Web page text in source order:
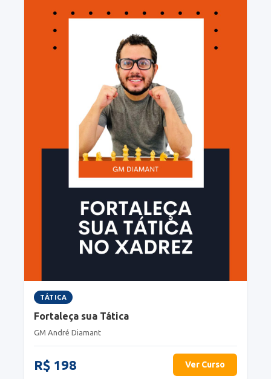
TÁTICA
Fortaleça sua Tática
GM André Diamant
R$ 198 Ver Curso